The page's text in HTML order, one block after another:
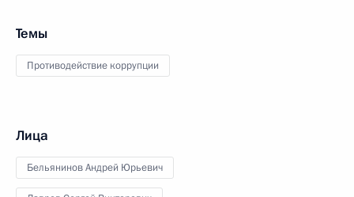
Темы
Противодействие коррупции
Лица
Бельянинов Андрей Юрьевич